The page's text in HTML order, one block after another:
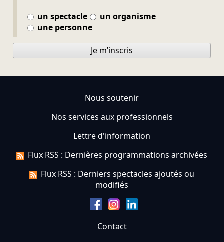
un spectacle
un organisme
une personne
Je m’inscris
Nous soutenir
Nos services aux professionnels
Lettre d'information
Flux RSS : Dernières programmations archivées
Flux RSS : Derniers spectacles ajoutés ou
modifiés
Contact